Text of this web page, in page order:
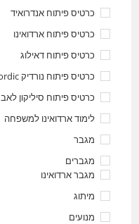
כרטיס פיתוח אנדרואיד
כרטיס פיתוח ארדואינו
כרטיס פיתוח דאילוג
כרטיס פיתוח נורדיק Nordic
כרטיס פיתוח סיליקון לאב
לימוד ארדואינו למשפחה
מגבר
מגברים
מגבר ארדואינו
מיתוג
מנועים